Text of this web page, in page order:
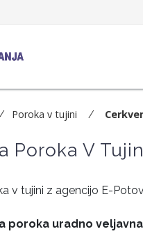
Poroka v tujini
Poroka V
v tujini z agencijo E-
poroka uradno